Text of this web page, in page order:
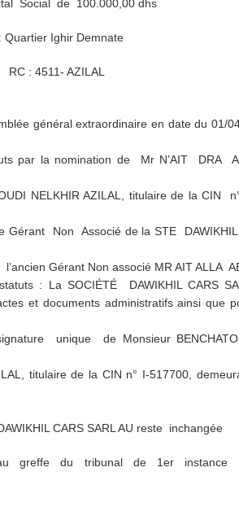
Social de 100.000,00 dhs
: Quartier Ighir Demnate
RC : 4511- AZILAL
général extraordinaire en date du 01/
par la nomination de Mr N’AIT DRA
NELKHIR AZILAL, titulaire de la CIN
Non Associé de la STE DAWIKHIL
Gérant Non associé MR AIT ALLA
: La SOCIÉTÉ DAWIKHIL CARS
et documents administratifs ainsi que
unique de Monsieur
titulaire de la CIN n° I-517700,
CARS SARL AU reste inchangée
greffe du tribunal de 1er instance